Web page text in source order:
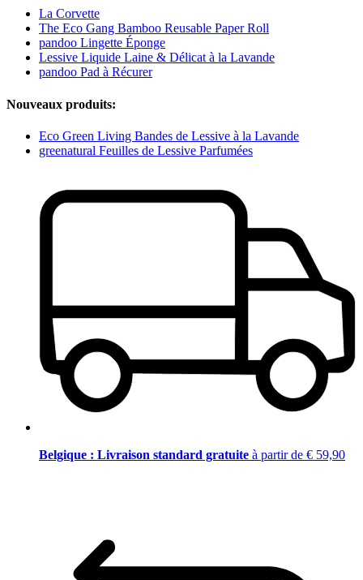
La Corvette
The Eco Gang Bamboo Reusable Paper Roll
pandoo Lingette Éponge
Lessive Liquide Laine & Délicat à la Lavande
pandoo Pad à Récurer
Nouveaux produits:
Eco Green Living Bandes de Lessive à la Lavande
greenatural Feuilles de Lessive Parfumées
Belgique : Livraison standard gratuite à partir de € 59,90